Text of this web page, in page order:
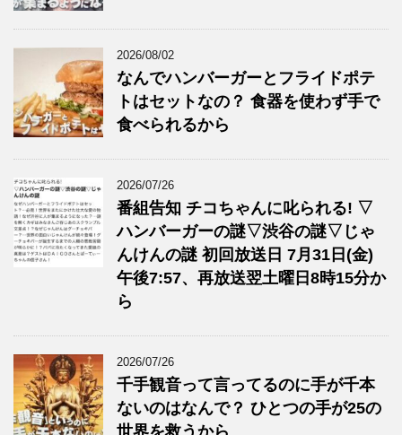
2026/08/02
なんでハンバーガーとフライドポテ
トはセットなの？ 食器を使わず手で
食べられるから
2026/07/26
番組告知 チコちゃんに叱られる! ▽
ハンバーガーの謎▽渋谷の謎▽じゃ
んけんの謎 初回放送日 7月31日(金)
午後7:57、再放送翌土曜日8時15分か
ら
2026/07/26
千手観音って言ってるのに手が千本
ないのはなんで？ ひとつの手が25の
世界を救うから